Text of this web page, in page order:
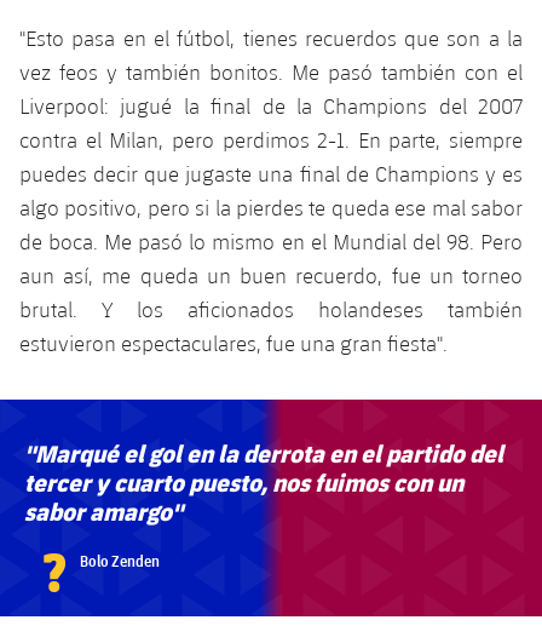
"Esto pasa en el fútbol, tienes recuerdos que son a la
vez feos y también bonitos. Me pasó también con el
Liverpool: jugué la final de la Champions del 2007
contra el Milan, pero perdimos 2-1. En parte, siempre
puedes decir que jugaste una final de Champions y es
algo positivo, pero si la pierdes te queda ese mal sabor
de boca. Me pasó lo mismo en el Mundial del 98. Pero
aun así, me queda un buen recuerdo, fue un torneo
brutal. Y los aficionados holandeses también
estuvieron espectaculares, fue una gran fiesta".
"Marqué el gol en la derrota en el partido del
tercer y cuarto puesto, nos fuimos con un
sabor amargo"
? Bolo Zenden